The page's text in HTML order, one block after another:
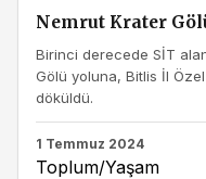
Nemrut Krater
Birinci derecede SİT
Gölü yoluna, Bitlis İl
döküldü.
1 Temmuz 2024
Toplum/Yaşam